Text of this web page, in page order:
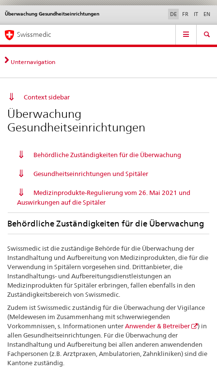
Direktnavigation
News,
Rechtsgrundlagen,
Kontakt
News & Updates Kontakt | Support & Hilfe
Überwachung Gesundheitseinrichtungen
Sprachwahl DE FR IT EN
Service
Hauptnavigation
Swissmedic
Unternavigation
Context sidebar
Überwachung
Gesundheitseinrichtungen
Behördliche Zuständigkeiten für die Überwachung
Gesundheitseinrichtungen und Spitäler
Medizinprodukte-Regulierung vom 26. Mai 2021 und
Auswirkungen auf die Spitäler
Behördliche Zuständigkeiten für die Überwachung
Swissmedic ist die zuständige Behörde für die Überwachung der
Instandhaltung und Aufbereitung von Medizinprodukten, die für die
Verwendung in Spitälern vorgesehen sind. Drittanbieter, die
Instandhaltungs- und Aufbereitungsdienstleistungen an
Medizinprodukten für Spitäler erbringen, fallen ebenfalls in den
Zuständigkeitsbereich von Swissmedic.
Zudem ist Swissmedic zuständig für die Überwachung der Vigilance
(Meldewesen im Zusammenhang mit schwerwiegenden
Vorkommnissen, s. Informationen unterAnwender & Betreiber
) in
allen Gesundheitseinrichtungen. Für die Überwachung der
Instandhaltung und Aufbereitung bei allen anderen anwendenden
Fachpersonen (z.B. Arztpraxen, Ambulatorien, Zahnkliniken) sind die
Kantone zuständig.